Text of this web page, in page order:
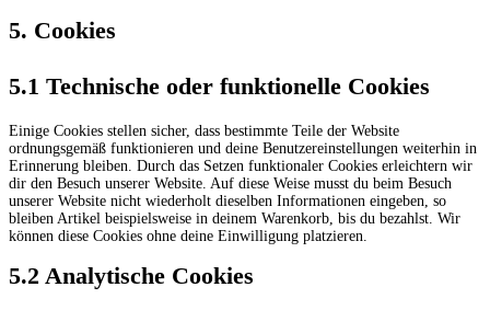
5. Cookies
5.1 Technische oder funktionelle Cookies
Einige Cookies stellen sicher, dass bestimmte Teile der Website
ordnungsgemäß funktionieren und deine Benutzereinstellungen weiterhin in
Erinnerung bleiben. Durch das Setzen funktionaler Cookies erleichtern wir
dir den Besuch unserer Website. Auf diese Weise musst du beim Besuch
unserer Website nicht wiederholt dieselben Informationen eingeben, so
bleiben Artikel beispielsweise in deinem Warenkorb, bis du bezahlst. Wir
können diese Cookies ohne deine Einwilligung platzieren.
5.2 Analytische Cookies